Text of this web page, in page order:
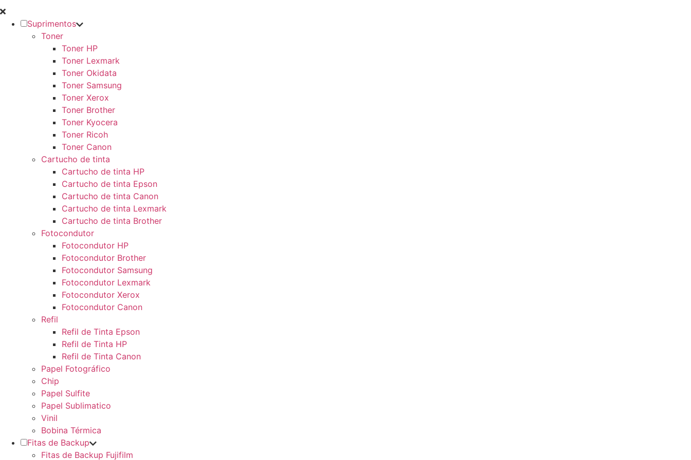
Suprimentos
Toner
Toner HP
Toner Lexmark
Toner Okidata
Toner Samsung
Toner Xerox
Toner Brother
Toner Kyocera
Toner Ricoh
Toner Canon
Cartucho de tinta
Cartucho de tinta HP
Cartucho de tinta Epson
Cartucho de tinta Canon
Cartucho de tinta Lexmark
Cartucho de tinta Brother
Fotocondutor
Fotocondutor HP
Fotocondutor Brother
Fotocondutor Samsung
Fotocondutor Lexmark
Fotocondutor Xerox
Fotocondutor Canon
Refil
Refil de Tinta Epson
Refil de Tinta HP
Refil de Tinta Canon
Papel Fotográfico
Chip
Papel Sulfite
Papel Sublimatico
Vinil
Bobina Térmica
Fitas de Backup
Fitas de Backup Fujifilm